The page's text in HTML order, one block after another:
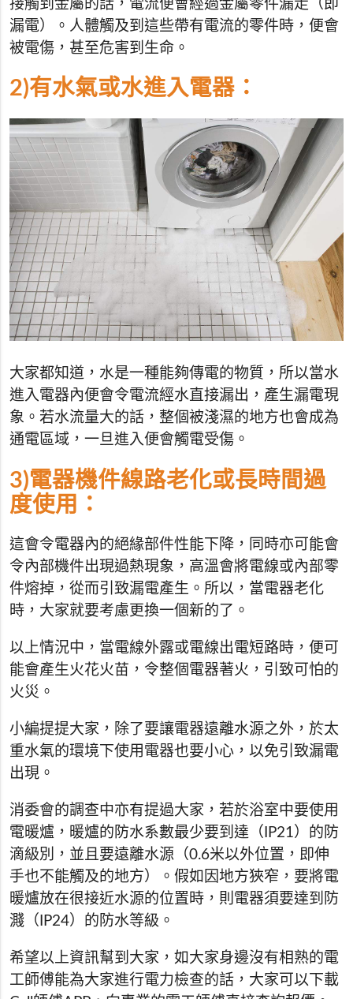
接觸到金屬的話，電流便會經過金屬零件漏走（即
漏電）。人體觸及到這些帶有電流的零件時，便會
被電傷，甚至危害到生命。
2)有水氣或水進入電器：
大家都知道，水是一種能夠傳電的物質，所以當水
進入電器內便會令電流經水直接漏出，產生漏電現
象。若水流量大的話，整個被淺濕的地方也會成為
通電區域，一旦進入便會觸電受傷。
3)電器機件線路老化或長時間過
度使用：
這會令電器內的絕緣部件性能下降，同時亦可能會
令內部機件出現過熱現象，高溫會將電線或內部零
件熔掉，從而引致漏電產生。所以，當電器老化
時，大家就要考慮更換一個新的了。
以上情況中，當電線外露或電線出電短路時，便可
能會產生火花火苗，令整個電器著火，引致可怕的
火災。
小編提提大家，除了要讓電器遠離水源之外，於太
重水氣的環境下使用電器也要小心，以免引致漏電
出現。
消委會的調查中亦有提過大家，若於浴室中要使用
電暖爐，暖爐的防水系數最少要到達（IP21）的防
滴級別，並且要遠離水源（0.6米以外位置，即伸
手也不能觸及的地方）。假如因地方狹窄，要將電
暖爐放在很接近水源的位置時，則電器須要達到防
濺（IP24）的防水等級。
希望以上資訊幫到大家，如大家身邊沒有相熟的電
工師傅能為大家進行電力檢查的話，大家可以下載